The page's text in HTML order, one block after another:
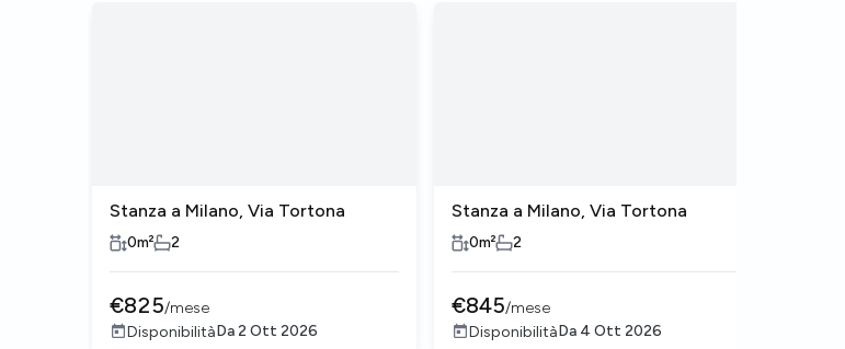
Stanza a Milano, Via Tortona
0m² 2
€825/mese
DisponibilitàDa2 Ott 2026
Stanza a Milano, Via Tortona
0m² 2
€845/mese
DisponibilitàDa 4 Ott 2026